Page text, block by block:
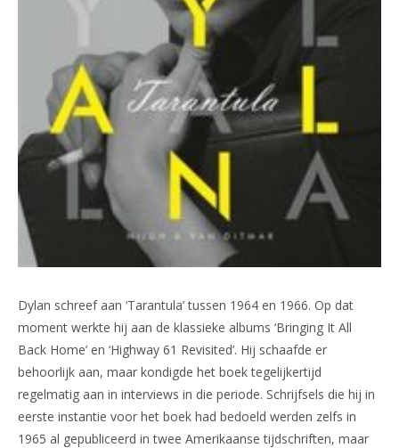
Dylan schreef aan ‘Tarantula’ tussen 1964 en 1966. Op dat
moment werkte hij aan de klassieke albums ‘Bringing It All
Back Home’ en ‘Highway 61 Revisited’. Hij schaafde er
behoorlijk aan, maar kondigde het boek tegelijkertijd
regelmatig aan in interviews in die periode. Schrijfsels die hij in
eerste instantie voor het boek had bedoeld werden zelfs in
1965 al gepubliceerd in twee Amerikaanse tijdschriften, maar